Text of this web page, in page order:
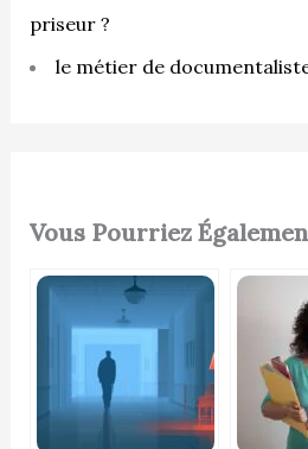
priseur ?
le métier de
Vous Pourriez